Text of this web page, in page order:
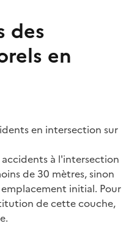
des
en
en intersection sur
à l'intersection
de 30 mètres, sinon
initial. Pour
de cette couche,